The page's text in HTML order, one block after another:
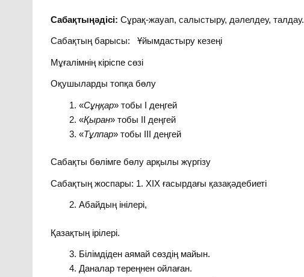
Сабақтыңәдісі:Сұрақ-жауап, салыстыру, дәлелдеу, талдау.
Сабақтың барысы: Ұйымдастыру кезеңі
Мұғалімнің кіріспе сөзі
Оқушыларды топқа бөлу
«Сұңқар» тобы І деңгей
«Қыран» тобы ІІ деңгей
«Тұлпар» тобы ІІІ деңгей
Сабақты бөлімге бөлу арқылы жүргізу
Сабақтың жоспары: 1. ХІХ ғасырдағы қазақәдебиеті
Абайдың інілері,
Қазақтың ірілері.
Білімдіден аямай сөздің майын.
Даналар тереңнен ойлаған.